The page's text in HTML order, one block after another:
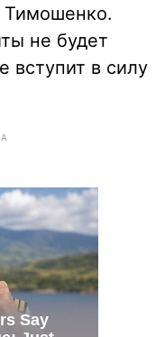
не будет
вступит в силу